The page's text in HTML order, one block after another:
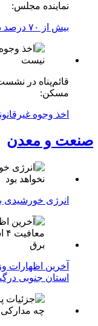
نماینده مجلس:
بیش از ۷۰ درصد درآمد خانوار صرف اجاره خانه می‌شود
قائم‌پناه در
مسکن:
اخذ وجوه
صنعت و معدن
انرژی خورشیدی
استان جنوبی